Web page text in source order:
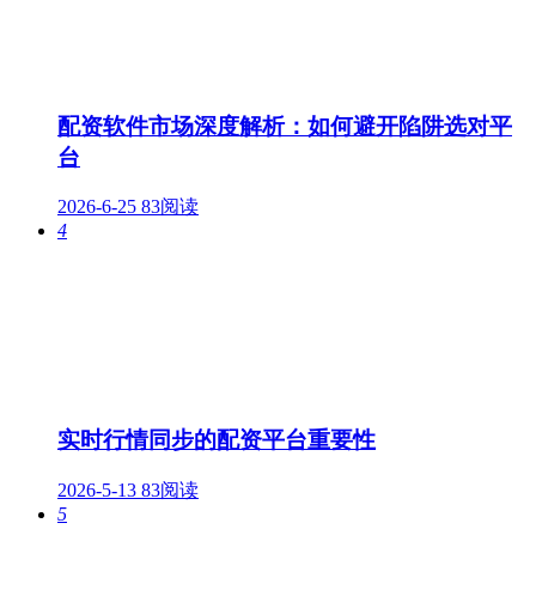
配资软件市场深度解析：如何避开陷阱选对平
台
2026-6-25 83阅读
4
实时行情同步的配资平台重要性
2026-5-13 83阅读
5